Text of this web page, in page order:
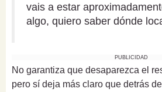
vais a estar
algo, quiero saber dónde
PUBLICIDAD
No garantiza que desaparezca el
pero sí deja más claro que detrás